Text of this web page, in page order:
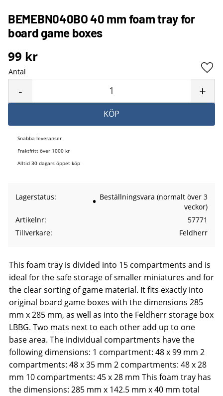
BEMEBN040BO 40 mm foam tray for
board game boxes
99 kr
Antal
+
-
KÖP
Snabba leveranser
Fraktfritt över 1000 kr
Alltid 30 dagars öppet köp
Lagerstatus
Beställningsvara (normalt över 3
veckor)
Artikelnr
57771
Tillverkare
Feldherr
This foam tray is divided into 15 compartments and is
ideal for the safe storage of smaller miniatures and for
the clear sorting of game material. It fits exactly into
original board game boxes with the dimensions 285
mm x 285 mm, as well as into the Feldherr storage box
LBBG. Two mats next to each other add up to one
base area. The individual compartments have the
following dimensions: 1 compartment: 48 x 99 mm 2
compartments: 48 x 35 mm 2 compartments: 48 x 28
mm 10 compartments: 45 x 28 mm This foam tray has
the dimensions: 285 mm x 142.5 mm x 40 mm total